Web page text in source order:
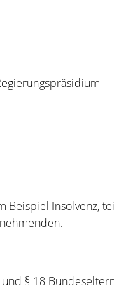
Beispiel Insolvenz,
§ 18